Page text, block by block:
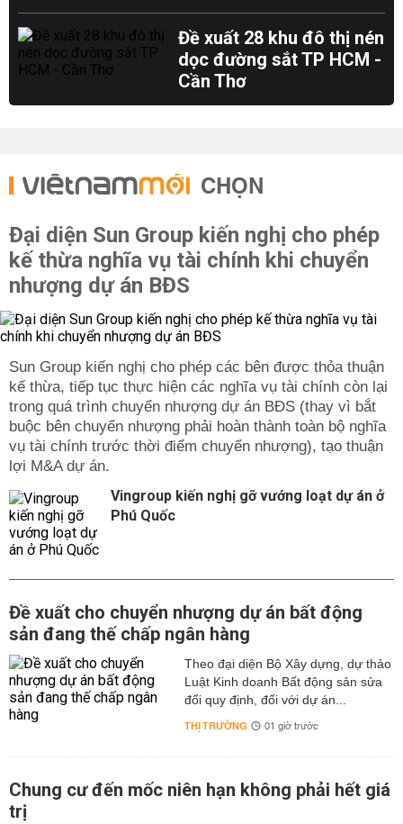
Đề xuất 28 khu đô thị nén
dọc đường sắt TP HCM -
Cần Thơ
CHỌN
Đại diện Sun Group kiến nghị cho phép
kế thừa nghĩa vụ tài chính khi chuyển
nhượng dự án BĐS
Sun Group kiến nghị cho phép các bên được thỏa thuận
kế thừa, tiếp tục thực hiện các nghĩa vụ tài chính còn lại
trong quá trình chuyển nhượng dự án BĐS (thay vì bắt
buộc bên chuyển nhượng phải hoàn thành toàn bộ nghĩa
vụ tài chính trước thời điểm chuyển nhượng), tạo thuận
lợi M&A dự án.
Vingroup kiến nghị gỡ vướng loạt dự án ở
Phú Quốc
Đề xuất cho chuyển nhượng dự án bất động
sản đang thế chấp ngân hàng
Theo đại diện Bộ Xây dựng, dự thảo
Luật Kinh doanh Bất động sản sửa
đổi quy định, đối với dự án...
THỊ TRƯỜNG 01 giờ trước
Chung cư đến mốc niên hạn không phải hết giá
trị